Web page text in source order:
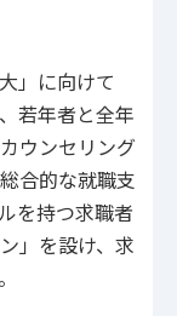
」に向けて
若年者と全年
ウンセリング
合的な就職支
を持つ求職者
」を設け、求